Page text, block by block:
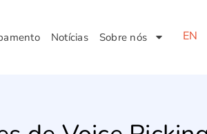
Notícias Sobre nós EN